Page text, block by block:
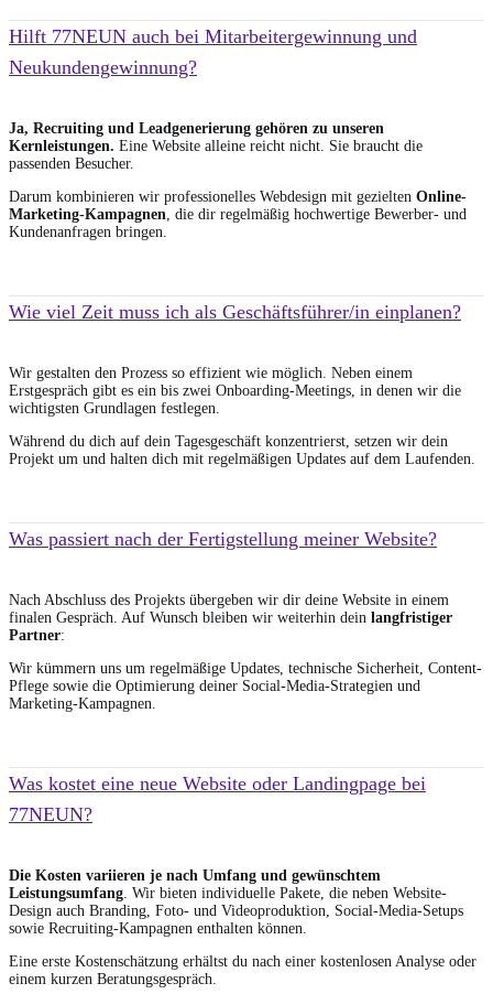
Hilft 77NEUN auch bei Mitarbeitergewinnung und
Neukundengewinnung?
Ja, Recruiting und Leadgenerierung gehören zu unseren
Kernleistungen. Eine Website alleine reicht nicht. Sie braucht die
passenden Besucher.
Darum kombinieren wir professionelles Webdesign mit gezielten Online-
Marketing-Kampagnen , die dir regelmäßig hochwertige Bewerber- und
Kundenanfragen bringen.
Wie viel Zeit muss ich als Geschäftsführer/in einplanen?
Wir gestalten den Prozess so effizient wie möglich. Neben einem
Erstgespräch gibt es ein bis zwei Onboarding-Meetings, in denen wir die
wichtigsten Grundlagen festlegen.
Während du dich auf dein Tagesgeschäft konzentrierst, setzen wir dein
Projekt um und halten dich mit regelmäßigen Updates auf dem Laufenden.
Was passiert nach der Fertigstellung meiner Website?
Nach Abschluss des Projekts übergeben wir dir deine Website in einem
finalen Gespräch. Auf Wunsch bleiben wir weiterhin dein langfristiger
Partner:
Wir kümmern uns um regelmäßige Updates, technische Sicherheit, Content-
Pflege sowie die Optimierung deiner Social-Media-Strategien und
Marketing-Kampagnen.
Was kostet eine neue Website oder Landingpage bei
77NEUN?
Die Kosten variieren je nach Umfang und gewünschtem
Leistungsumfang . Wir bieten individuelle Pakete, die neben Website-
Design auch Branding, Foto- und Videoproduktion, Social-Media-Setups
sowie Recruiting-Kampagnen enthalten können.
Eine erste Kostenschätzung erhältst du nach einer kostenlosen Analyse oder
einem kurzen Beratungsgespräch.